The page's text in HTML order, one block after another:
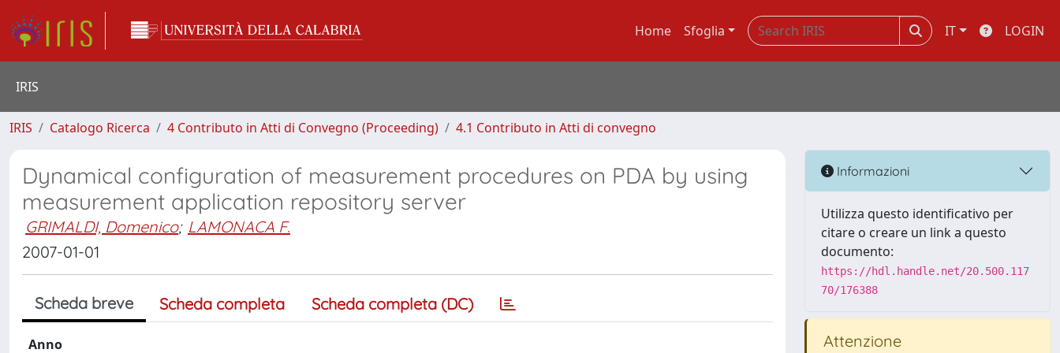
Home Sfoglia IT LOGIN
IRIS
IRIS Catalogo Ricerca 4 Contributo in Atti di Convegno (Proceeding) 4.1 Contributo in Atti di convegno
Dynamical configuration of measurement procedures on PDA by using
measurement application repository server
GRIMALDI, Domenico; LAMONACA F.
2007-01-01
Scheda breve Scheda completa Scheda completa (DC)
Anno
Informazioni
Utilizza questo identificativo per
citare o creare un link a questo
documento:
https://hdl.handle.net/20.500.117
70/176388
Attenzione